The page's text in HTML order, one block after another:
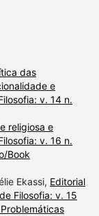
das
e
v. 14 n.
religiosa e
v. 16 n.
Book
Ekassi, Editorial
Filosofia: v. 15